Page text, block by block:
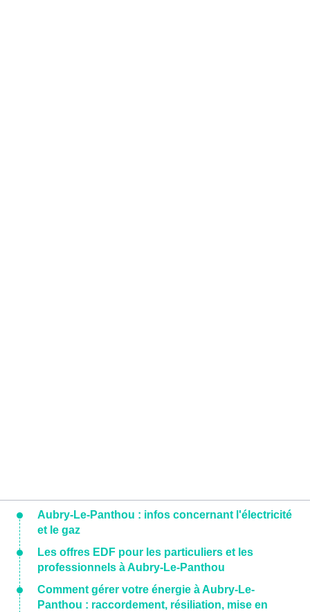
Aubry-Le-Panthou : infos concernant l'électricité
et le gaz
Les offres EDF pour les particuliers et les
professionnels à Aubry-Le-Panthou
Comment gérer votre énergie à Aubry-Le-
Panthou : raccordement, résiliation, mise en